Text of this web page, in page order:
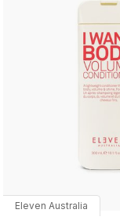
Eleven Australia